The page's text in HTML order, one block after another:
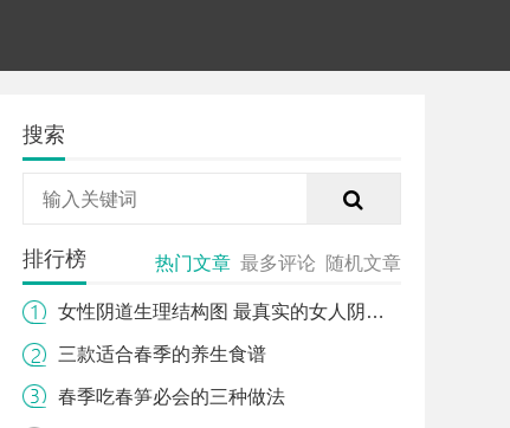
搜索
排行榜 热门文章 最多评论 随机文章
女性阴道生理结构图 最真实的女人阴道图片
三款适合春季的养生食谱
春季吃春笋必会的三种做法